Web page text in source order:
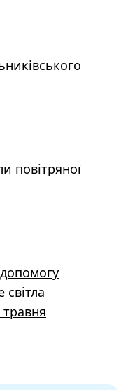
повітряної